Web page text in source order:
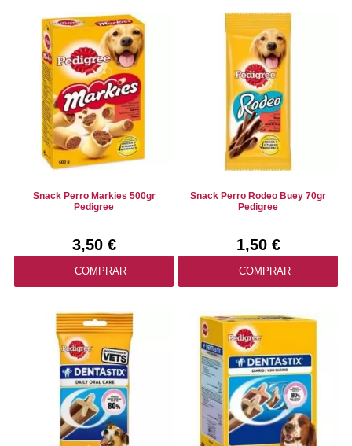
Snack Perro Markies 500gr
Pedigree
3,50 €
COMPRAR
Snack Perro Rodeo Buey 70gr
Pedigree
1,50 €
COMPRAR